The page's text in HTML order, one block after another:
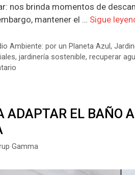
nos brinda momentos de
mantener el … Sigue
Ambiente: por un Planeta Azul ,
, jardinería sostenible, recuperar
ADAPTAR EL BAÑO
Gamma